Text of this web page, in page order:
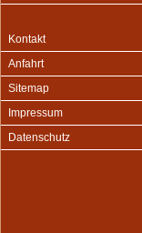
Kontakt
Anfahrt
Sitemap
Impressum
Datenschutz